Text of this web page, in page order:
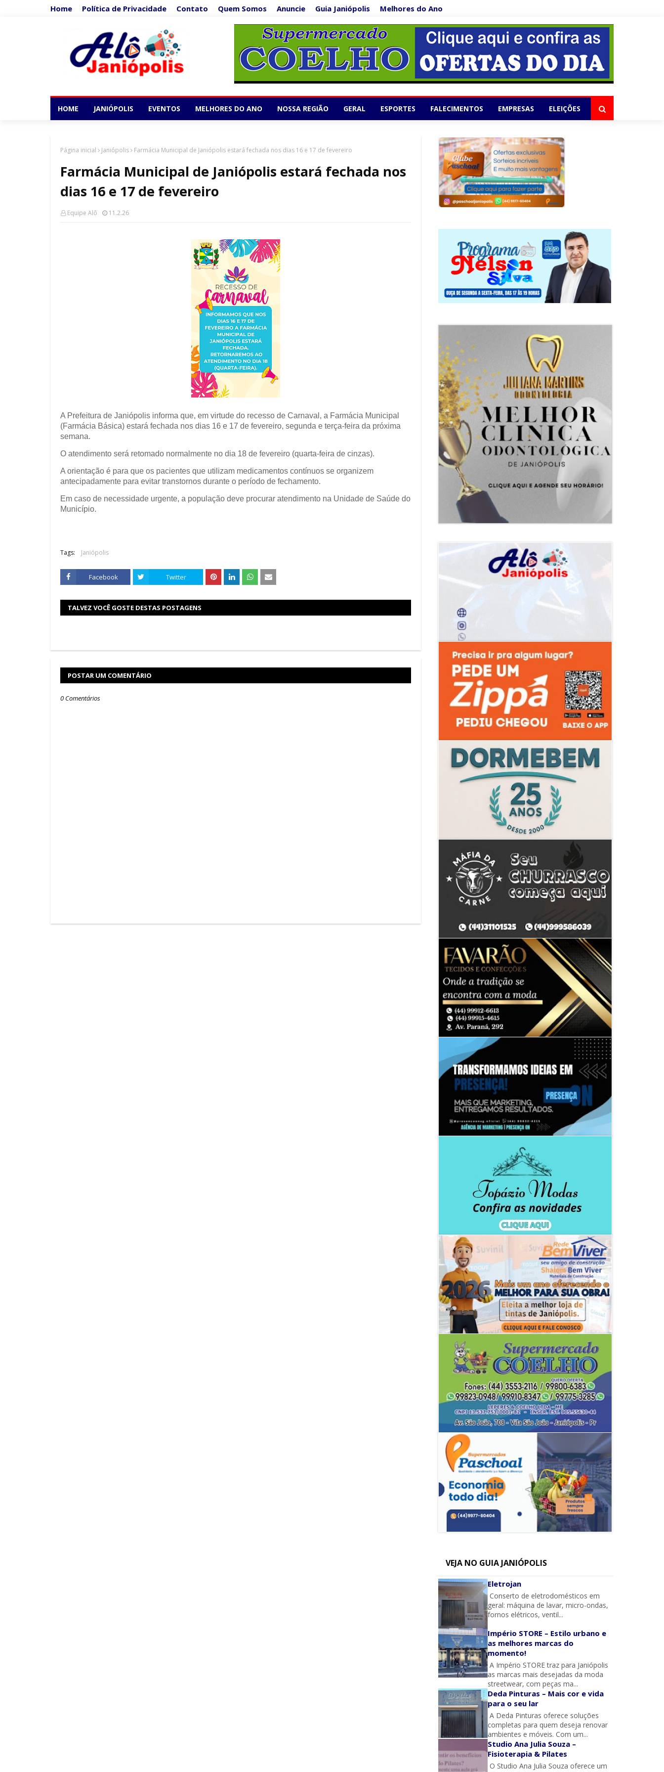
Home Política de Privacidade Contato Quem Somos Anuncie Guia Janiópolis Melhores do Ano
HOME JANIÓPOLIS EVENTOS MELHORES DO ANO NOSSA REGIÃO GERAL ESPORTES FALECIMENTOS EMPRESAS ELEIÇÕES
Página inicial Janiópolis Farmácia Municipal de Janiópolis estará fechada nos dias 16 e 17 de fevereiro
Farmácia Municipal de Janiópolis estará fechada nos
dias 16 e 17 de fevereiro
Equipe Alô 11.2.26
A Prefeitura de Janiópolis informa que, em virtude do recesso de Carnaval, a Farmácia Municipal
(Farmácia Básica) estará fechada nos dias 16 e 17 de fevereiro, segunda e terça-feira da próxima
semana.
O atendimento será retomado normalmente no dia 18 de fevereiro (quarta-feira de cinzas).
A orientação é para que os pacientes que utilizam medicamentos contínuos se organizem
antecipadamente para evitar transtornos durante o período de fechamento.
Em caso de necessidade urgente, a população deve procurar atendimento na Unidade de Saúde do
Município.
Tags: Janiópolis
Facebook Twitter
TALVEZ VOCÊ GOSTE DESTAS POSTAGENS
POSTAR UM COMENTÁRIO
0 Comentários
VEJA NO GUIA JANIÓPOLIS
Eletrojan
Conserto de eletrodomésticos em
geral: máquina de lavar, micro-ondas,
fornos elétricos, ventil...
Império STORE – Estilo urbano e
as melhores marcas do
momento!
A Império STORE traz para Janiópolis
as marcas mais desejadas da moda
streetwear, com peças ma...
Deda Pinturas – Mais cor e vida
para o seu lar
A Deda Pinturas oferece soluções
completas para quem deseja renovar
ambientes e móveis. Com um...
Studio Ana Julia Souza –
Fisioterapia & Pilates
O Studio Ana Julia Souza oferece um